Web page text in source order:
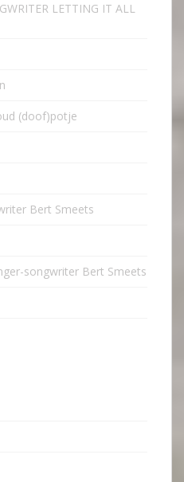
LETTING IT ALL
(doof)potje
Bert Smeets
songwriter Bert Smeets